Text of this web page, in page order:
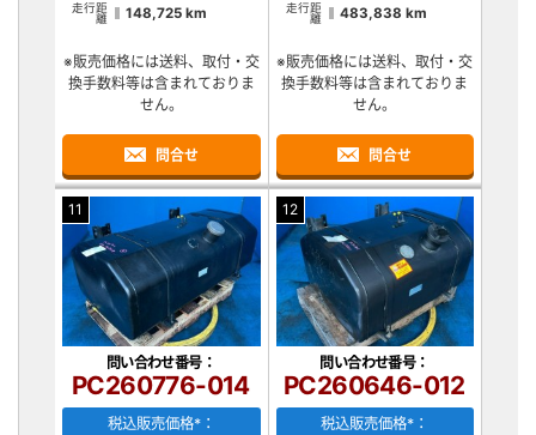
走行距
離
148,725 km
※販売価格には送料、取付・交
換手数料等は含まれておりま
せん。
問合せ
走行距
離
483,838 km
※販売価格には送料、取付・交
換手数料等は含まれておりま
せん。
問合せ
11
問い合わせ番号：
PC260776-014
税込販売価格*：
12
問い合わせ番号：
PC260646-012
税込販売価格*：